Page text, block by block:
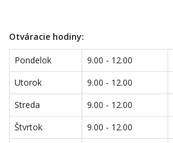
Otváracie hodiny:
Pondelok 9.00 - 12.00
Utorok
9.00 - 12.00
Streda
9.00 - 12.00
Štvrtok
9.00 - 12.00